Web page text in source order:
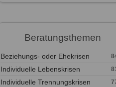
Beratungsthemen
Beziehungs- oder Ehekrisen
Individuelle Lebenskrisen
Individuelle Trennungskrisen